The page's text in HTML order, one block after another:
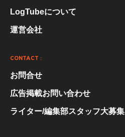
LogTubeについて
運営会社
CONTACT :
お問合せ
広告掲載お問い合わせ
ライター/編集部スタッフ大募集